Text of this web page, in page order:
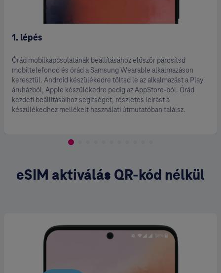
1. lépés
Órád mobilkapcsolatának beállításához először párosítsd
mobiltelefonod és órád a Samsung Wearable alkalmazáson
keresztül. Android készülékedre töltsd le az alkalmazást a Play
áruházból, Apple készülékedre pedig az AppStore-ból. Órád
kezdeti beállításaihoz segítséget, részletes leírást a
készülékedhez mellékelt használati útmutatóban találsz.
eSIM aktiválás QR-kód nélkül